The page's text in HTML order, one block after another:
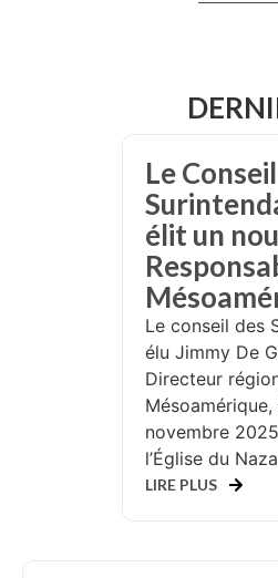
Le
élit un
Le conseil des
élu Jimmy De
Directeur
novembre
l’Église du
LIRE PLUS